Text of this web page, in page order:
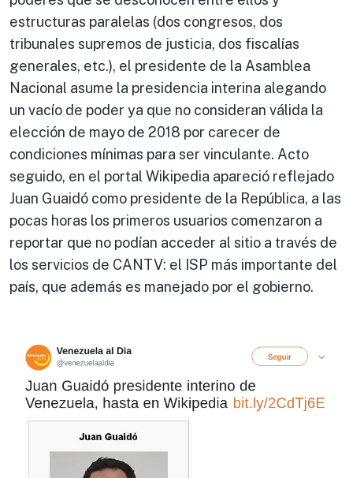
estructuras paralelas (dos congresos, dos
tribunales supremos de justicia, dos fiscalías
generales, etc.), el presidente de la Asamblea
Nacional asume la presidencia interina alegando
un vacío de poder ya que no consideran válida la
elección de mayo de 2018 por carecer de
condiciones mínimas para ser vinculante. Acto
seguido, en el portal Wikipedia apareció reflejado
Juan Guaidó como presidente de la República, a las
pocas horas los primeros usuarios comenzaron a
reportar que no podían acceder al sitio a través de
los servicios de CANTV: el ISP más importante del
país, que además es manejado por el gobierno.